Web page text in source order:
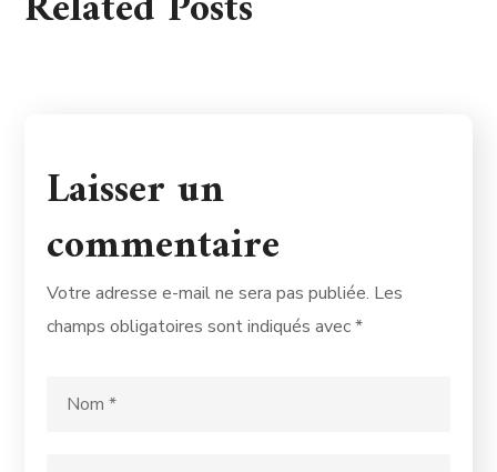
Laisser un
commentaire
Votre adresse e-mail ne sera pas publiée. Les
champs obligatoires sont indiqués avec*